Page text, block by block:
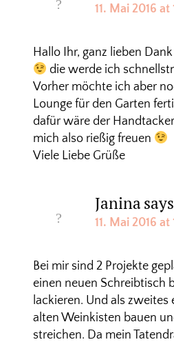
11. Mai 2016 at
Hallo Ihr, ganz lieben
die werde ich
Vorher möchte ich aber
Lounge für den Garten
dafür wäre der
mich also rießig freuen
Viele Liebe Grüße
Janinasays
11. Mai 2016 at
Bei mir sind 2 Projekte
einen neuen Schreibtisch
lackieren. Und als zweites
alten Weinkisten bauen
streichen. Da mein